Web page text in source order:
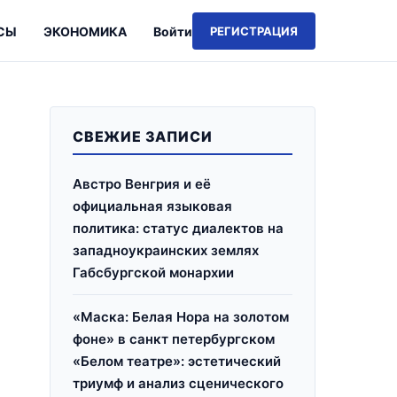
Войти РЕГИСТРАЦИЯ
ЭКОНОМИКА
СВЕЖИЕ ЗАПИСИ
Австро Венгрия и её
официальная языковая
политика: статус диалектов на
западноукраинских землях
Габсбургской монархии
«Маска: Белая Нора на золотом
фоне» в санкт петербургском
«Белом театре»: эстетический
триумф и анализ сценического